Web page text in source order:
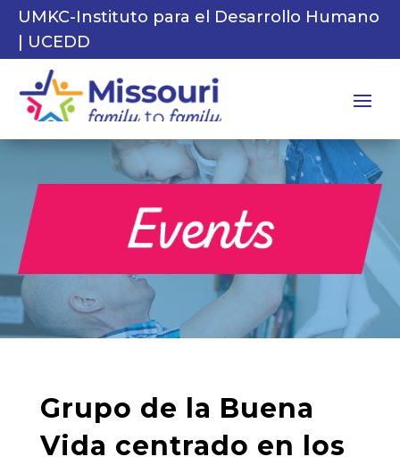
UMKC-Instituto para el Desarrollo Humano
| UCEDD
Grupo de la Buena
Vida centrado en los